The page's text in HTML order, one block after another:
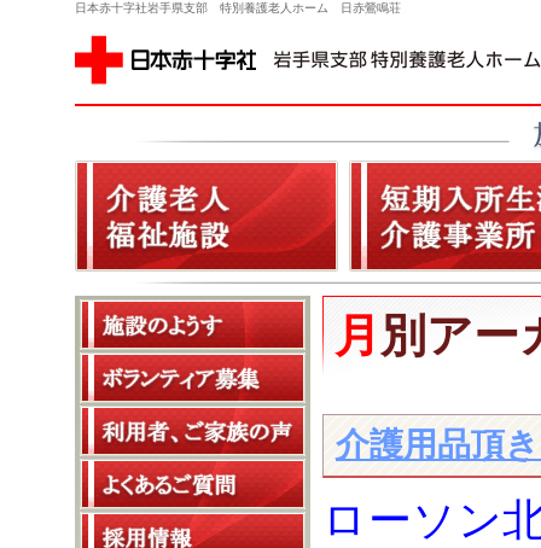
日本赤十字社岩手県支部 特別養護老人ホーム 日赤鶯鳴荘
月別ア
介護用品頂
ローソン